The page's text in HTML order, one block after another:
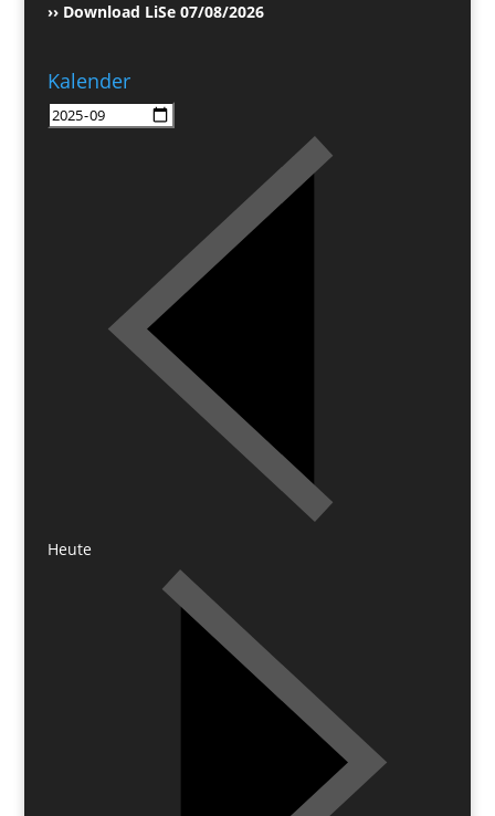
›› Download LiSe 07/08/2026
Kalender
Heute